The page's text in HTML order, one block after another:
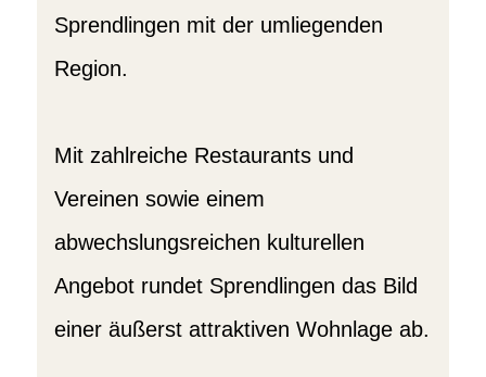
Sprendlingen mit der umliegenden
Region.
Mit zahlreiche Restaurants und
Vereinen sowie einem
abwechslungsreichen kulturellen
Angebot rundet Sprendlingen das Bild
einer äußerst attraktiven Wohnlage ab.